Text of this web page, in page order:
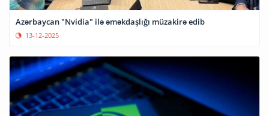
Azərbaycan "Nvidia" ilə əməkdaşlığı müzakirə edib
13-12-2025